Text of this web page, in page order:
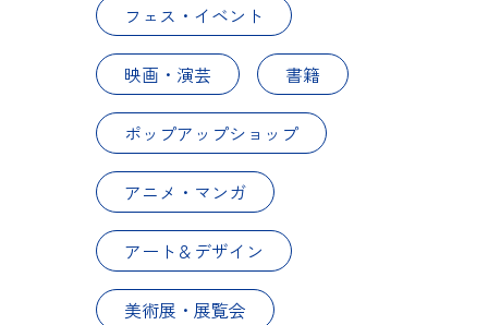
フェス・イベント
映画・演芸 書籍
ポップアップショップ
アニメ・マンガ
アート＆デザイン
美術展・展覧会